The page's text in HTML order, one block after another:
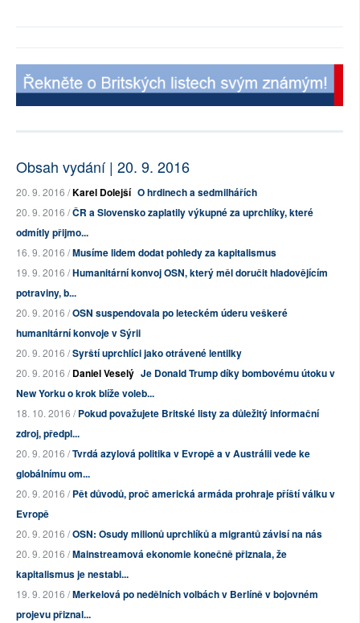
Obsah vydání | 20. 9. 2016
20. 9. 2016 /Karel Dolejší O hrdinech a sedmilhářích
20. 9. 2016 /ČR a Slovensko zaplatily výkupné za uprchlíky, které
odmítly přijmo...
16. 9. 2016 /Musíme lidem dodat pohledy za kapitalismus
19. 9. 2016 /Humanitární konvoj OSN, který měl doručit hladovějícím
potraviny, b...
20. 9. 2016 /OSN suspendovala po leteckém úderu veškeré
humanitární konvoje v Sýrii
20. 9. 2016 /Syrští uprchlíci jako otrávené lentilky
20. 9. 2016 /Daniel Veselý Je Donald Trump díky bombovému útoku v
New Yorku o krok blíže voleb...
18. 10. 2016 /Pokud považujete Britské listy za důležitý informační
zdroj, předpl...
20. 9. 2016 /Tvrdá azylová politika v Evropě a v Austrálii vede ke
globálnímu om...
20. 9. 2016 /Pět důvodů, proč americká armáda prohraje příští válku v
Evropě
20. 9. 2016 /OSN: Osudy milionů uprchlíků a migrantů závisí na nás
20. 9. 2016 /Mainstreamová ekonomie konečně přiznala, že
kapitalismus je nestabi...
19. 9. 2016 /Merkelová po nedělních volbách v Berlíně v bojovném
projevu přiznal...